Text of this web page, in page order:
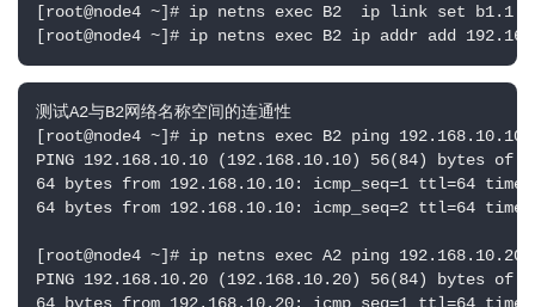
[root@node4 ~]# ip netns exec B2  ip link set b1.1
[root@node4 ~]# ip netns exec B2 ip addr add
测试A2与B2网络名称空间的连通性
[root@node4 ~]# ip netns exec B2 ping
PING 192.168.10.10 (192.168.10.10) 56(84) bytes of
64 bytes from 192.168.10.10: icmp_seq=1 ttl=64
64 bytes from 192.168.10.10: icmp_seq=2 ttl=64
[root@node4 ~]# ip netns exec A2 ping 192.168.10.20
PING 192.168.10.20 (192.168.10.20) 56(84) bytes of